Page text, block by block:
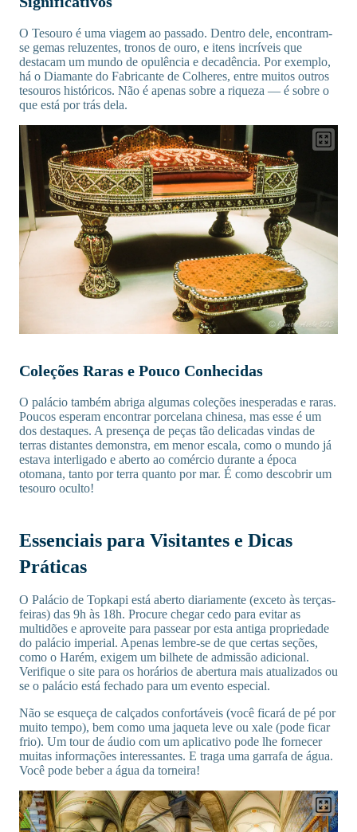
O Tesouro é uma viagem ao passado. Dentro dele, encontram-
se gemas reluzentes, tronos de ouro, e itens incríveis que
destacam um mundo de opulência e decadência. Por exemplo,
há o Diamante do Fabricante de Colheres, entre muitos outros
tesouros históricos. Não é apenas sobre a riqueza — é sobre o
que está por trás dela.
Coleções Raras e Pouco Conhecidas
O palácio também abriga algumas coleções inesperadas e raras.
Poucos esperam encontrar porcelana chinesa, mas esse é um
dos destaques. A presença de peças tão delicadas vindas de
terras distantes demonstra, em menor escala, como o mundo já
estava interligado e aberto ao comércio durante a época
otomana, tanto por terra quanto por mar. É como descobrir um
tesouro oculto!
Essenciais para Visitantes e Dicas
Práticas
O Palácio de Topkapi está aberto diariamente (exceto às terças-
feiras) das 9h às 18h. Procure chegar cedo para evitar as
multidões e aproveite para passear por esta antiga propriedade
do palácio imperial. Apenas lembre-se de que certas seções,
como o Harém, exigem um bilhete de admissão adicional.
Verifique o site para os horários de abertura mais atualizados ou
se o palácio está fechado para um evento especial.
Não se esqueça de calçados confortáveis (você ficará de pé por
muito tempo), bem como uma jaqueta leve ou xale (pode ficar
frio). Um tour de áudio com um aplicativo pode lhe fornecer
muitas informações interessantes. E traga uma garrafa de água.
Você pode beber a água da torneira!